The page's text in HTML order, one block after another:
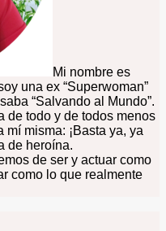
Mi nombre es
una ex “Superwoman”
“Salvando al Mundo”.
de todo y de todos menos
misma: ¡Basta ya, ya
de heroína.
de ser y actuar como
como lo que realmente